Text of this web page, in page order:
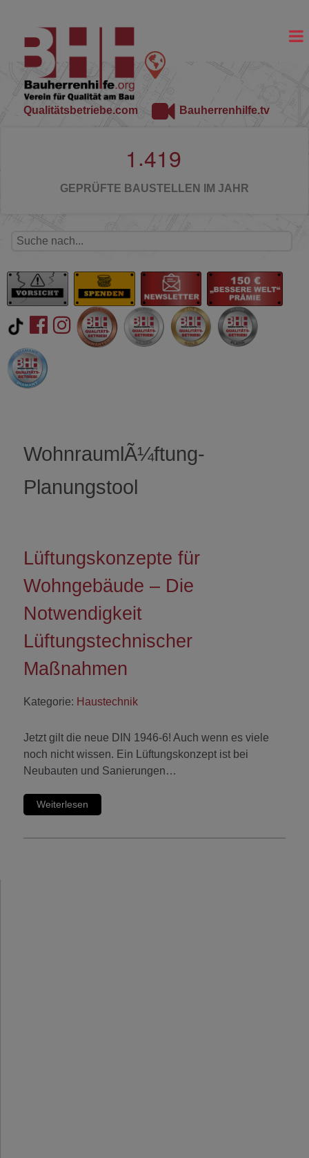
Qualitätsbetriebe.com Bauherrenhilfe.tv
1 .419
GEPRÜFTE BAUSTELLEN IM JAHR
WohnraumlÃ¼ftung-
Planungstool
Lüftungskonzepte für
Wohngebäude – Die
Notwendigkeit
Lüftungstechnischer
Maßnahmen
Kategorie: Haustechnik
Jetzt gilt die neue DIN 1946-6! Auch wenn es viele
noch nicht wissen. Ein Lüftungskonzept ist bei
Neubauten und Sanierungen…
Weiterlesen